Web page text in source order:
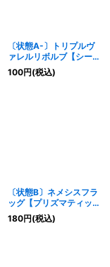
〔状態A-〕トリプルヴ
ァレルリボルブ【シーク
レット】{LOCR-JP018}
《魔法》
100円(税込)
〔状態B〕ネメシスフラ
ッグ【プリズマティック
シークレット】{LOCR-
JP054}《モンスター》
180円(税込)